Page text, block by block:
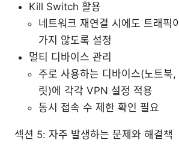
Kill Switch 활용
네트워크 재연결 시에도 트래픽
가지 않도록 설정
멀티 디바이스 관리
주로 사용하는 디바이스(노트북
릿)에 각각 VPN 설정 적용
동시 접속 수 제한 확인 필요
섹션 5: 자주 발생하는 문제와 해결책